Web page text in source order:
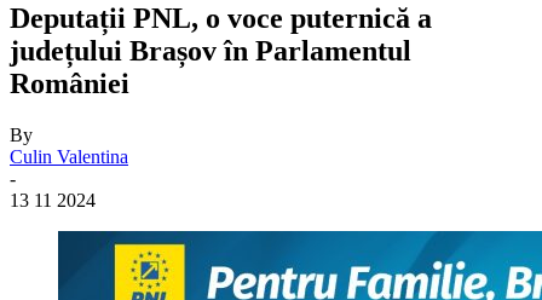
Deputații PNL, o voce puternică a
județului Brașov în Parlamentul
României
By
Culin Valentina
-
13 11 2024